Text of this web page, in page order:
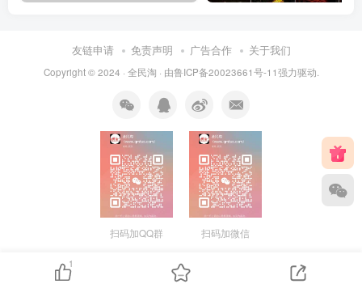
友链申请 免责声明 广告合作 关于我们
Copyright © 2024 · 全民淘 · 由鲁ICP备20023661号-11强力驱动.
扫码加QQ群 扫码加微信
1